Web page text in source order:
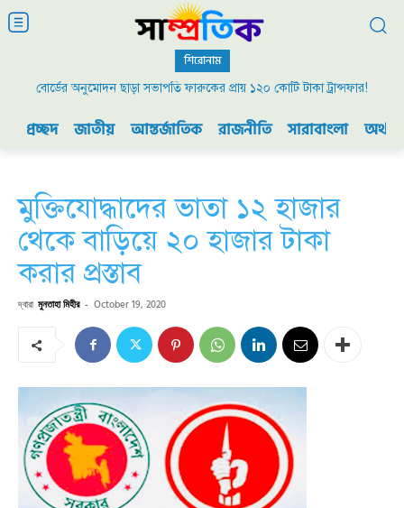
শিরোনাম
বোর্ডের অনুমোদন ছাড়া সভাপতি ফারুকের প্রায় ১২০ কোটি টাকা ট্রান্সফার!
প্রচ্ছদ জাতীয় আন্তর্জাতিক রাজনীতি সারাবাংলা
মুক্তিযোদ্ধাদের ভাতা ১২ হাজার
থেকে বাড়িয়ে ২০ হাজার টাকা
করার প্রস্তাব
দ্বারা মুনতাহা মিহীর - October 19, 2020